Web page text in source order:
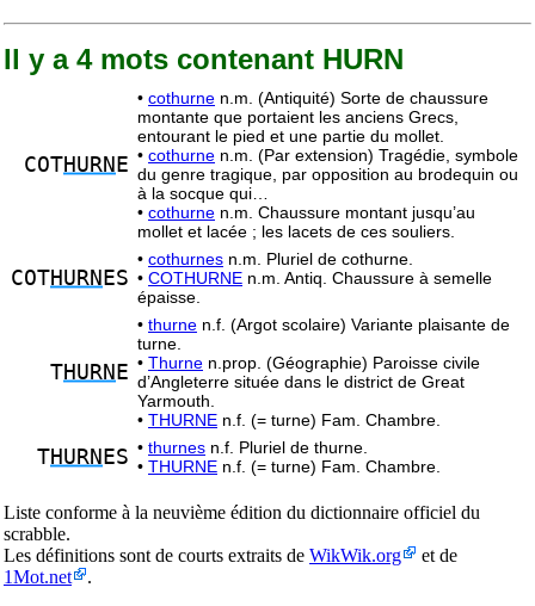
Il y a 4 mots contenant HURN
COTHURN E
• cothurne n.m. (Antiquité) Sorte de chaussure
montante que portaient les anciens Grecs,
entourant le pied et une partie du mollet.
• cothurne n.m. (Par extension) Tragédie, symbole
du genre tragique, par opposition au brodequin ou
à la socque qui…
• cothurne n.m. Chaussure montant jusqu’au
mollet et lacée ; les lacets de ces souliers.
COTHURN ES
• cothurnes n.m. Pluriel de cothurne.
• COTHURNE n.m. Antiq. Chaussure à semelle
épaisse.
THURN E
• thurne n.f. (Argot scolaire) Variante plaisante de
turne.
• Thurne n.prop. (Géographie) Paroisse civile
d’Angleterre située dans le district de Great
Yarmouth.
• THURNE n.f. (= turne) Fam. Chambre.
THURN ES • thurnes n.f. Pluriel de thurne.
• THURNE n.f. (= turne) Fam. Chambre.
Liste conforme à la neuvième édition du dictionnaire officiel du
scrabble.
Les définitions sont de courts extraits de WikWik.org
et de
1Mot.net
.